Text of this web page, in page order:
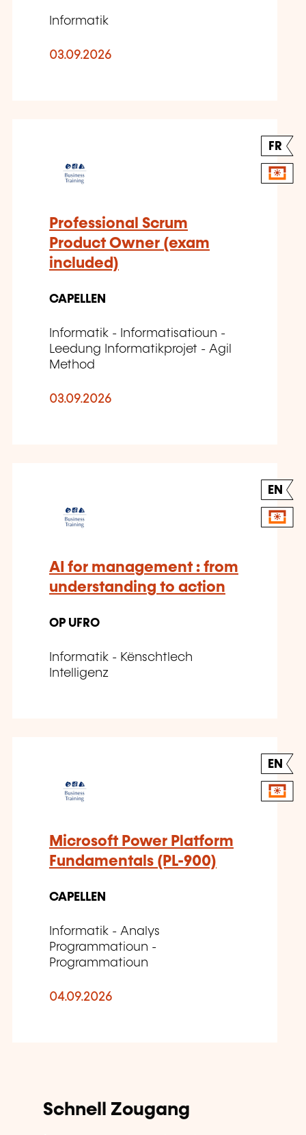
Informatik
03.09.2026
FR
Professional Scrum
Product Owner (exam
included)
CAPELLEN
Informatik - Informatisatioun -
Leedung Informatikprojet - Agil
Method
03.09.2026
EN
AI for management : from
understanding to action
OP UFRO
Informatik - Kënschtlech
Intelligenz
EN
Microsoft Power Platform
Fundamentals (PL-900)
CAPELLEN
Informatik - Analys
Programmatioun -
Programmatioun
04.09.2026
Schnell Zougang